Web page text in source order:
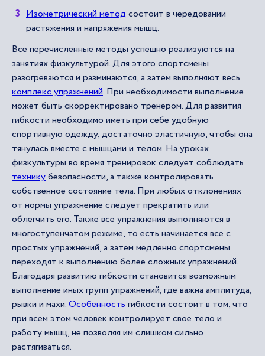
Изометрический метод состоит в чередовании
растяжения и напряжения мышц.
Все перечисленные методы успешно реализуются на
занятиях физкультурой. Для этого спортсмены
разогреваются и разминаются, а затем выполняют весь
комплекс упражнений. При необходимости выполнение
может быть скорректировано тренером. Для развития
гибкости необходимо иметь при себе удобную
спортивную одежду, достаточно эластичную, чтобы она
тянулась вместе с мышцами и телом. На уроках
физкультуры во время тренировок следует соблюдать
техникубезопасности, а также контролировать
собственное состояние тела. При любых отклонениях
от нормы упражнение следует прекратить или
облегчить его. Также все упражнения выполняются в
многоступенчатом режиме, то есть начинается все с
простых упражнений, а затем медленно спортсмены
переходят к выполнению более сложных упражнений.
Благодаря развитию гибкости становится возможным
выполнение иных групп упражнений, где важна амплитуда,
рывки и махи.Особенностьгибкости состоит в том, что
при всем этом человек контролирует свое тело и
работу мышц, не позволяя им слишком сильно
растягиваться.